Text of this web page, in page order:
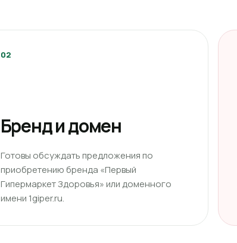
02
Бренд и домен
Готовы обсуждать предложения по
приобретению бренда «Первый
Гипермаркет Здоровья» или доменного
имени 1giper.ru.